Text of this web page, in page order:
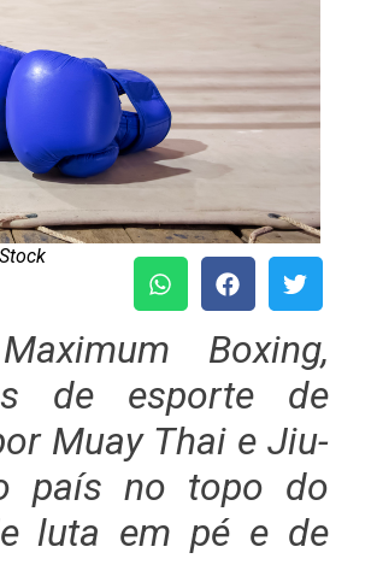
Boxing,
de esporte de
Muay Thai e Jiu-
país no topo do
luta em pé e de